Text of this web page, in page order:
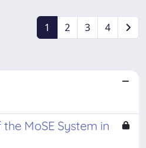
1 2 3 4
MoSE System in